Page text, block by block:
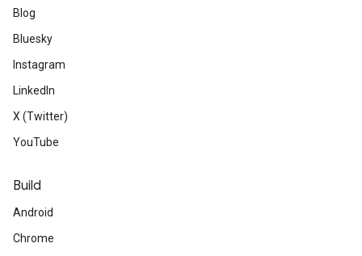
Blog
Bluesky
Instagram
LinkedIn
X (Twitter)
YouTube
Build
Android
Chrome